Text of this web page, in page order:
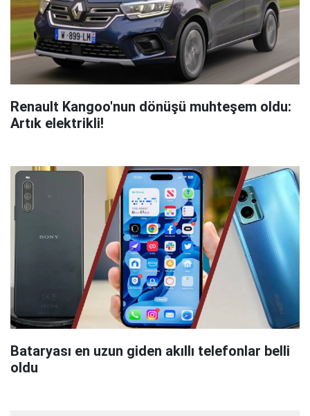
Renault Kangoo'nun dönüşü muhteşem oldu:
Artık elektrikli!
Bataryası en uzun giden akıllı telefonlar belli
oldu